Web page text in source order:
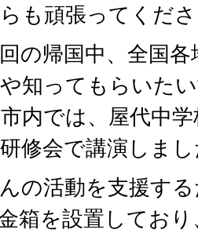
も頑張ってくだ
の帰国中、全国
知ってもらいた
内では、屋代中
修会で講演しま
の活動を支援す
箱を設置してお